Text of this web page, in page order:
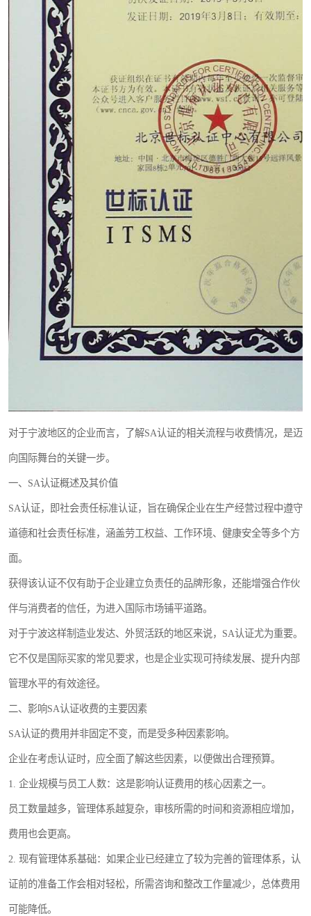
对于宁波地区的企业而言，了解SA认证的相关流程与收费情况，是迈
向国际舞台的关键一步。
一、SA认证概述及其价值
SA认证，即社会责任标准认证，旨在确保企业在生产经营过程中遵守
道德和社会责任标准，涵盖劳工权益、工作环境、健康安全等多个方
面。
获得该认证不仅有助于企业建立负责任的品牌形象，还能增强合作伙
伴与消费者的信任，为进入国际市场铺平道路。
对于宁波这样制造业发达、外贸活跃的地区来说，SA认证尤为重要。
它不仅是国际买家的常见要求，也是企业实现可持续发展、提升内部
管理水平的有效途径。
二、影响SA认证收费的主要因素
SA认证的费用并非固定不变，而是受多种因素影响。
企业在考虑认证时，应全面了解这些因素，以便做出合理预算。
1. 企业规模与员工人数：这是影响认证费用的核心因素之一。
员工数量越多，管理体系越复杂，审核所需的时间和资源相应增加，
费用也会更高。
2. 现有管理体系基础：如果企业已经建立了较为完善的管理体系，认
证前的准备工作会相对轻松，所需咨询和整改工作量减少，总体费用
可能降低。